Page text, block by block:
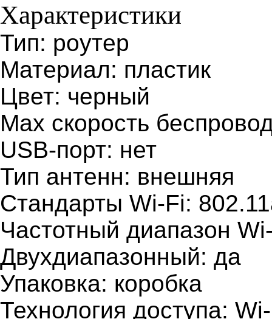
Характеристики
Тип: роутер
Материал: пластик
Цвет: черный
Мах скорость
USB-порт: нет
Тип антенн: внешняя
Стандарты Wi-Fi:
Частотный диапазон
Двухдиапазонный: да
Упаковка: коробка
Технология доступа: